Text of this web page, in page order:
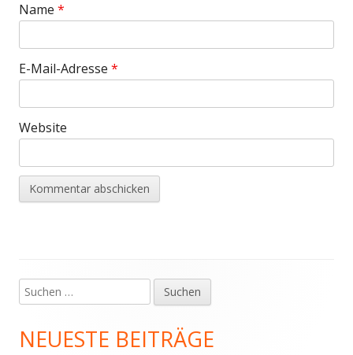
Name *
E-Mail-Adresse *
Website
Haupt-
Seitenleiste
Suchen
nach:
NEUESTE BEITRÄGE